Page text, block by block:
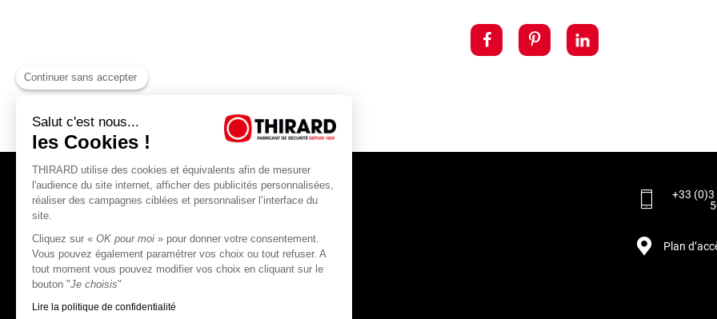
THIRARD S.A.S
45, rue Jean Jaurès
80390 Fressenneville
CS 60004 France
+33 (0)3
Plan
Continuer sans accepter
Salut c'est nous...
les Cookies !
THIRARD utilise des cookies et équivalents afin de mesurer
l'audience du site internet, afficher des publicités personnalisées,
réaliser des campagnes ciblées et personnaliser l’interface du
site.
Cliquez sur « OK pour moi » pour donner votre consentement.
Vous pouvez également paramétrer vos choix ou tout refuser. A
tout moment vous pouvez modifier vos choix en cliquant sur le
bouton "Je choisis"
Lire la politique de confidentialité